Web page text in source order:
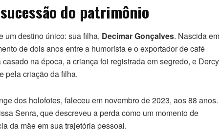
do patrimônio
um destino único: sua filha, Decimar Gonçalves. Nascida em
de dois anos entre a humorista e o exportador de café
na época, a criança foi registrada em segredo, e Dercy
pela criação da filha.
dos holofotes, faleceu em novembro de 2023, aos 88 anos.
Senra, que descreveu a perda como um momento de
da mãe em sua trajetória pessoal.